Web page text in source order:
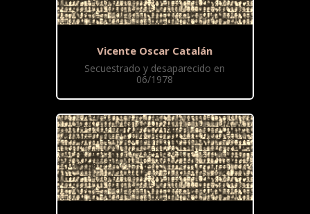
Vicente Oscar Catalán
Secuestrado y desaparecido en
06/1978